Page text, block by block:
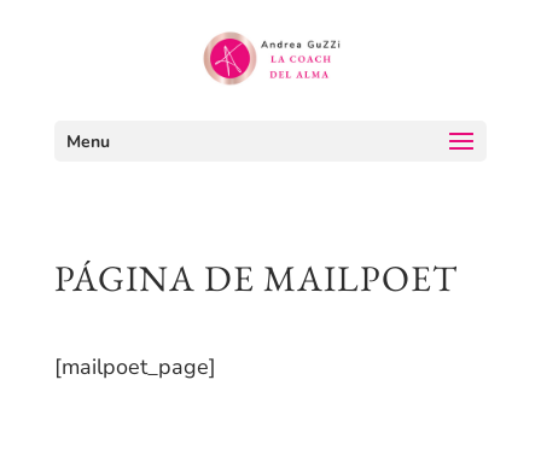
Menu
PÁGINA DE MAILPOET
[mailpoet_page]